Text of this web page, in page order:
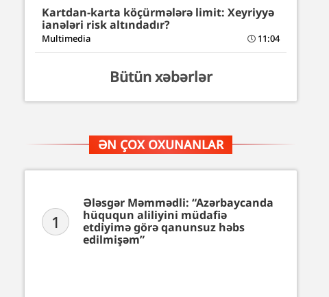
Kartdan-karta köçürmələrə limit: Xeyriyyə
ianələri risk altındadır?
Multimedia 11:04
Bütün xəbərlər
ƏN ÇOX OXUNANLAR
1
Ələsgər Məmmədli: “Azərbaycanda
hüququn aliliyini müdafiə
etdiyimə görə qanunsuz həbs
edilmişəm”